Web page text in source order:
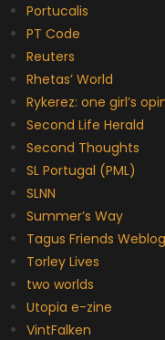
Portucalis
PT Code
Reuters
Rhetas’ World
Rykerez: one girl’s
Second Life Herald
Second Thoughts
SL Portugal (PML)
SLNN
Summer’s Way
Tagus Friends Weblog
Torley Lives
two worlds
Utopia e-zine
VintFalken